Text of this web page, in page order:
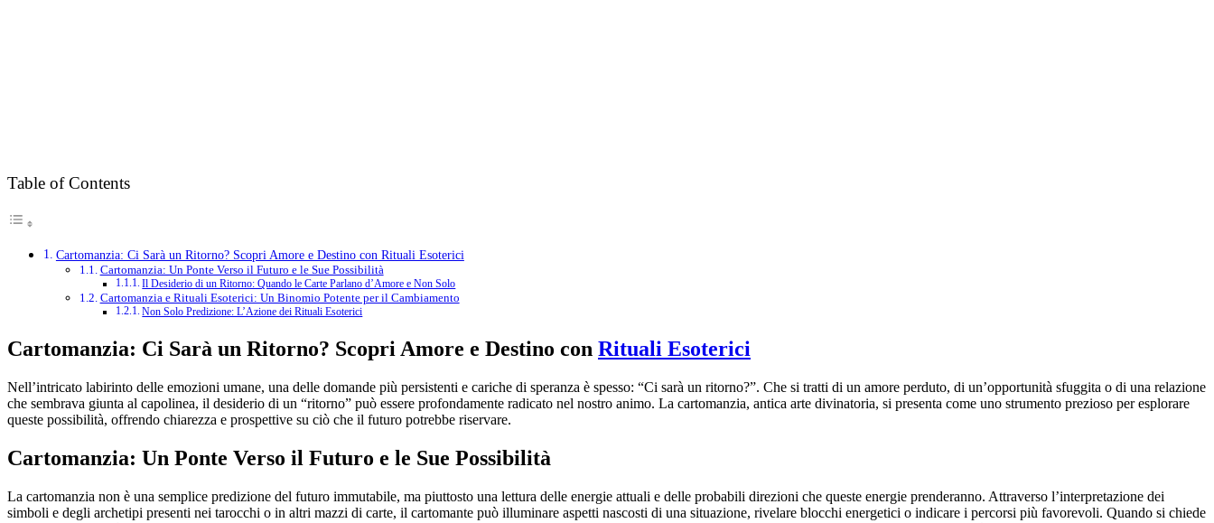
Table of Contents
Cartomanzia: Ci Sarà un Ritorno? Scopri Amore e Destino con Rituali Esoterici
Cartomanzia: Un Ponte Verso il Futuro e le Sue Possibilità
Il Desiderio di un Ritorno: Quando le Carte Parlano d’Amore e Non Solo
Cartomanzia e Rituali Esoterici: Un Binomio Potente per il Cambiamento
Non Solo Predizione: L’Azione dei Rituali Esoterici
Cartomanzia: Ci Sarà un Ritorno? Scopri Amore e Destino con Rituali Esoterici
Nell’intricato labirinto delle emozioni umane, una delle domande più persistenti e cariche di speranza è spesso: “Ci sarà un ritorno?”. Che si tratti di un amore perduto, di un’opportunità sfuggita o di una relazione
che sembrava giunta al capolinea, il desiderio di un “ritorno” può essere profondamente radicato nel nostro animo. La cartomanzia, antica arte divinatoria, si presenta come uno strumento prezioso per esplorare
queste possibilità, offrendo chiarezza e prospettive su ciò che il futuro potrebbe riservare.
Cartomanzia: Un Ponte Verso il Futuro e le Sue Possibilità
La cartomanzia non è una semplice predizione del futuro immutabile, ma piuttosto una lettura delle energie attuali e delle probabili direzioni che queste energie prenderanno. Attraverso l’interpretazione dei
simboli e degli archetipi presenti nei tarocchi o in altri mazzi di carte, il cartomante può illuminare aspetti nascosti di una situazione, rivelare blocchi energetici o indicare i percorsi più favorevoli. Quando si chiede